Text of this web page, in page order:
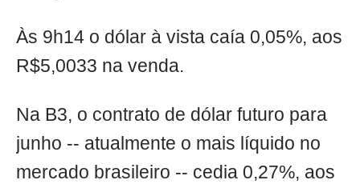
Às 9h14 o dólar à vista caía 0,05%, aos
R$5,0033 na venda.
Na B3, o contrato de dólar futuro para
junho -- atualmente o mais líquido no
mercado brasileiro -- cedia 0,27%, aos